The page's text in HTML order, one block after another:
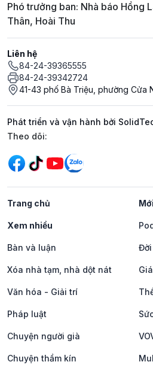
Phó trưởng ban: Nhà báo Hồng
Thân, Hoài Thu
Liên hệ
84-24-39365555
84-24-39342724
41-43 phố Bà Triệu, phường Cửa
Phát triển và vận hành bởi
Mạng xã hội
Theo dõi:
Trang chủ
Xem nhiều
Bàn và luận Đời
Xóa nhà tạm, nhà dột nát
Văn hóa - Giải trí
Pháp luật
Chuyện người già
Chuyện thầm kín